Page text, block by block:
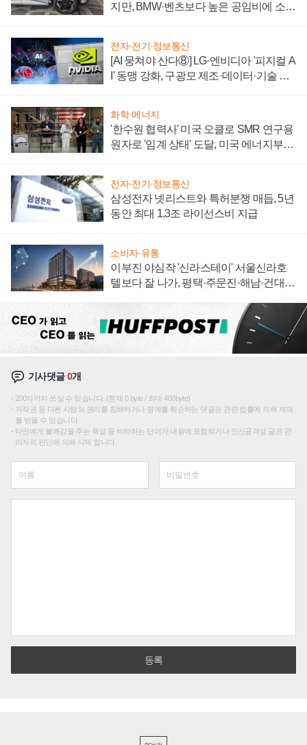
지만, BMW·벤츠보다 높은 공임비에 소비
전자·전기·정보통신
[AI 뭉쳐야 산다⑧] LG·엔비디아 '피지컬 A
I' 동맹 강화, 구광모 제조·데이터·기술 결
화학·에너지
'한수원 협력사' 미국 오클로 SMR 연구용
원자로 '임계 상태' 도달, 미국 에너지부
전자·전기·정보통신
삼성전자 넷리스트와 특허분쟁 매듭, 5년
동안 최대 1.3조 라이선스비 지급
소비자·유통
이부진 야심작 '신라스테이' 서울신라호
텔보다 잘 나가, 평택·주문진·해남·건대로
기사댓글0개
200자까지 쓰실 수 있습니다. (현재 0 byte / 최대 400byte)
저작권 등 다른 사람의 권리를 침해하거나 명예를 훼손하는 댓글은 관련 법률에 의해 제재
를 받을 수 있습니다.
타인에게 불쾌감을 주는 욕설 등 비하하는 단어가 내용에 포함되거나 인신공격성 글은 관
리자의 판단에 의해 삭제 합니다.